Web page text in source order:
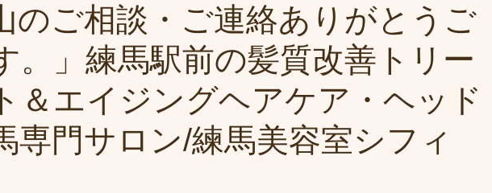
ご相談・ご連絡ありがとうご
。」練馬駅前の髪質改善トリー
＆エイジングヘアケア・ヘッド
専門サロン/練馬美容室シフィ